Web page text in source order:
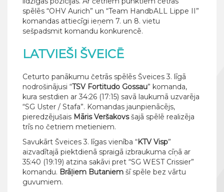
spēlēs “OHV Aurich” un “Team HandbALL Lippe II”
komandas attiecīgi ieņem 7. un 8. vietu
sešpadsmit komandu konkurencē.
LATVIEŠI ŠVEICĒ
Ceturto panākumu četrās spēlēs Šveices 3. līgā
nodrošinājusi “TSV Fortitudo Gossau” komanda,
kura sestdien ar 34:26 (17:15) savā laukumā uzvarēja
“SG Uster / Stafa”. Komandas jaunpienācējs,
pieredzējušais Māris Veršakovsšajā spēlē realizēja
trīs no četriem metieniem.
Savukārt Šveices 3. līgas vienība “KTV Visp”
aizvadītajā piektdienā spraigā izbraukuma cīņā ar
35:40 (19:19) atzina sakāvi pret “SG WEST Crissier”
komandu. Brāļiem Butaniem šī spēle bez vārtu
guvumiem.